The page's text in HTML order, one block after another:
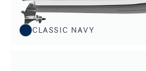
CLASSIC NAVY